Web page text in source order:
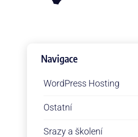
Navigace
WordPress Hosting
Ostatní
Srazy a školení